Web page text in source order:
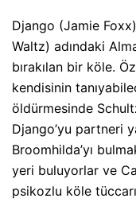
Django (Jamie
Waltz) adındaki
bırakılan bir köle.
kendisinin
öldürmesinde
Django’yu partneri
Broomhilda’yı
yeri buluyorlar ve
psikozlu köle